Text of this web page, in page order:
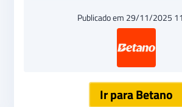
Publicado em 29/11/2025
Ir para Betano